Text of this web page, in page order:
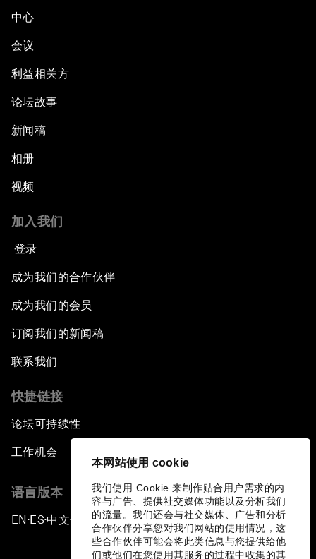
本网站使用 cookie
我们使用 Cookie 来制作贴合用户需求的内
容与广告、提供社交媒体功能以及分析我们
的流量。我们还会与社交媒体、广告和分析
合作伙伴分享您对我们网站的使用情况，这
些合作伙伴可能会将此类信息与您提供给他
们或他们在您使用其服务的过程中收集的其
中心
会议
利益相关方
论坛故事
新闻稿
相册
视频
加入我们
登录
成为我们的合作伙伴
成为我们的会员
订阅我们的新闻稿
联系我们
快捷链接
论坛可持续性
工作机会
语言版本
EN ▪ES▪中文▪ 日本語